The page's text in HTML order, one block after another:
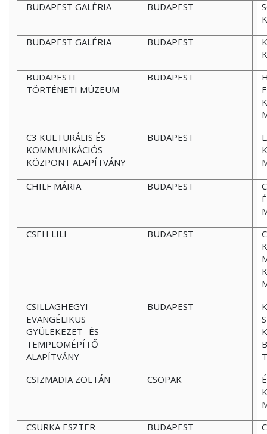
BUDAPEST GALÉRIA
BUDAPEST
BUDAPEST GALÉRIA
BUDAPEST
BUDAPESTI
TÖRTÉNETI MÚZEUM
BUDAPEST
C3 KULTURÁLIS ÉS
KOMMUNIKÁCIÓS
KÖZPONT ALAPÍTVÁNY
BUDAPEST
CHILF MÁRIA
BUDAPEST
CSEH LILI
BUDAPEST
CSILLAGHEGYI
EVANGÉLIKUS
GYÜLEKEZET- ÉS
TEMPLOMÉPÍTŐ
ALAPÍTVÁNY
BUDAPEST
CSIZMADIA ZOLTÁN
CSOPAK
CSURKA ESZTER
BUDAPEST